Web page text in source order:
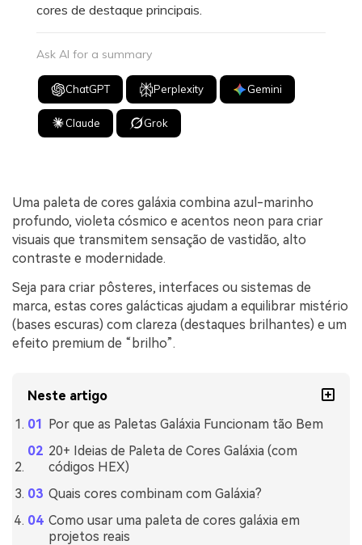
cores de destaque principais.
Ask AI for a summary
ChatGPT Perplexity Gemini
Claude Grok
Uma paleta de cores galáxia combina azul-marinho
profundo, violeta cósmico e acentos neon para criar
visuais que transmitem sensação de vastidão, alto
contraste e modernidade.
Seja para criar pôsteres, interfaces ou sistemas de
marca, estas cores galácticas ajudam a equilibrar mistério
(bases escuras) com clareza (destaques brilhantes) e um
efeito premium de “brilho”.
Neste artigo
Por que as Paletas Galáxia Funcionam tão Bem
20+ Ideias de Paleta de Cores Galáxia (com
códigos HEX)
Quais cores combinam com Galáxia?
Como usar uma paleta de cores galáxia em
projetos reais